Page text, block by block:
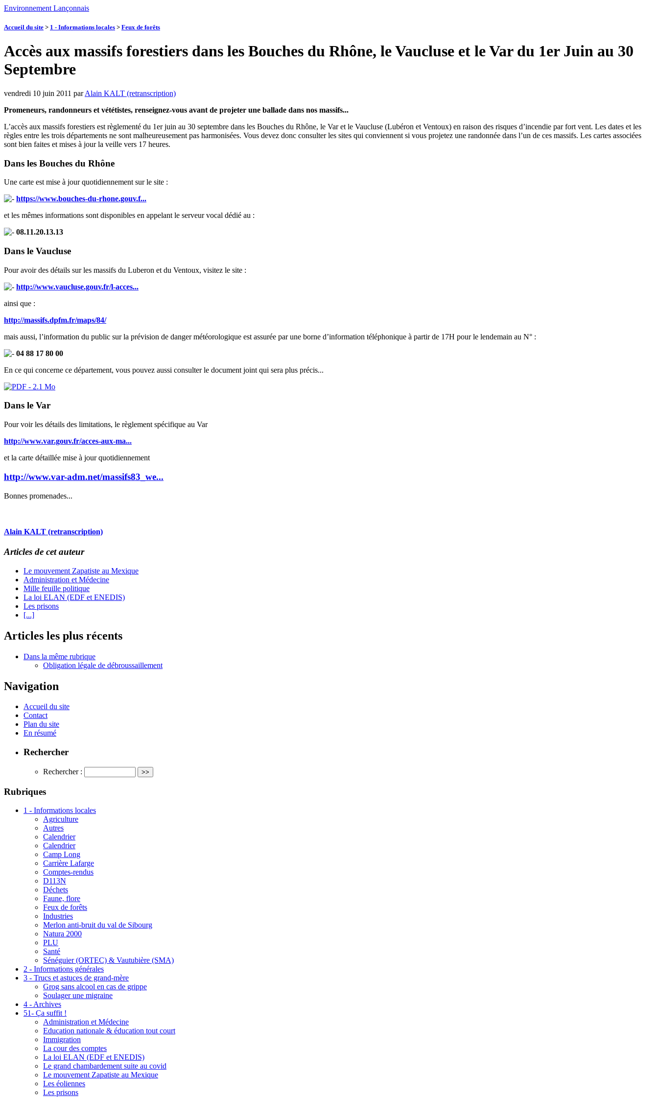
Environnement Lançonnais
Accueil du site > 1 - Informations locales > Feux de forêts
Accès aux massifs forestiers dans les Bouches du Rhône, le Vaucluse et le Var du 1er Juin au 30
Septembre
vendredi 10 juin 2011 parAlain KALT (retranscription)
Promeneurs, randonneurs et vététistes, renseignez-vous avant de projeter une ballade dans nos massifs...
L’accès aux massifs forestiers est règlementé du 1er juin au 30 septembre dans les Bouches du Rhône, le Var et le Vaucluse (Lubéron et Ventoux) en raison des risques d’incendie par fort vent. Les dates et les
règles entre les trois départements ne sont malheureusement pas harmonisées. Vous devez donc consulter les sites qui conviennent si vous projetez une randonnée dans l’un de ces massifs. Les cartes associées
sont bien faites et mises à jour la veille vers 17 heures.
Dans les Bouches du Rhône
Une carte est mise à jour quotidiennement sur le site :
https://www.bouches-du-rhone.gouv.f...
et les mêmes informations sont disponibles en appelant le serveur vocal dédié au :
08.11.20.13.13
Dans le Vaucluse
Pour avoir des détails sur les massifs du Luberon et du Ventoux, visitez le site :
http://www.vaucluse.gouv.fr/l-acces...
ainsi que :
http://massifs.dpfm.fr/maps/84/
mais aussi, l’information du public sur la prévision de danger météorologique est assurée par une borne d’information téléphonique à partir de 17H pour le lendemain au N° :
04 88 17 80 00
En ce qui concerne ce département, vous pouvez aussi consulter le document joint qui sera plus précis...
Dans le Var
Pour voir les détails des limitations, le règlement spécifique au Var
http://www.var.gouv.fr/acces-aux-ma...
et la carte détaillée mise à jour quotidiennement
http://www.var-adm.net/massifs83_we...
Bonnes promenades...
Alain KALT (retranscription)
Articles de cet auteur
Le mouvement Zapatiste au Mexique
Administration et Médecine
Mille feuille politique
La loi ELAN (EDF et ENEDIS)
Les prisons
[...]
Articles les plus récents
Dans la même rubrique
Obligation légale de débroussaillement
Navigation
Accueil du site
Contact
Plan du site
En résumé
Rechercher
Rechercher :
Rubriques
1 - Informations locales
Agriculture
Autres
Calendrier
Calendrier
Camp Long
Carrière Lafarge
Comptes-rendus
D113N
Déchets
Faune, flore
Feux de forêts
Industries
Merlon anti-bruit du val de Sibourg
Natura 2000
PLU
Santé
Sénéguier (ORTEC) & Vautubière (SMA)
2 - Informations générales
3 - Trucs et astuces de grand-mère
Grog sans alcool en cas de grippe
Soulager une migraine
4 - Archives
51- Ça suffit !
Administration et Médecine
Education nationale & éducation tout court
Immigration
La cour des comptes
La loi ELAN (EDF et ENEDIS)
Le grand chambardement suite au covid
Le mouvement Zapatiste au Mexique
Les éoliennes
Les prisons